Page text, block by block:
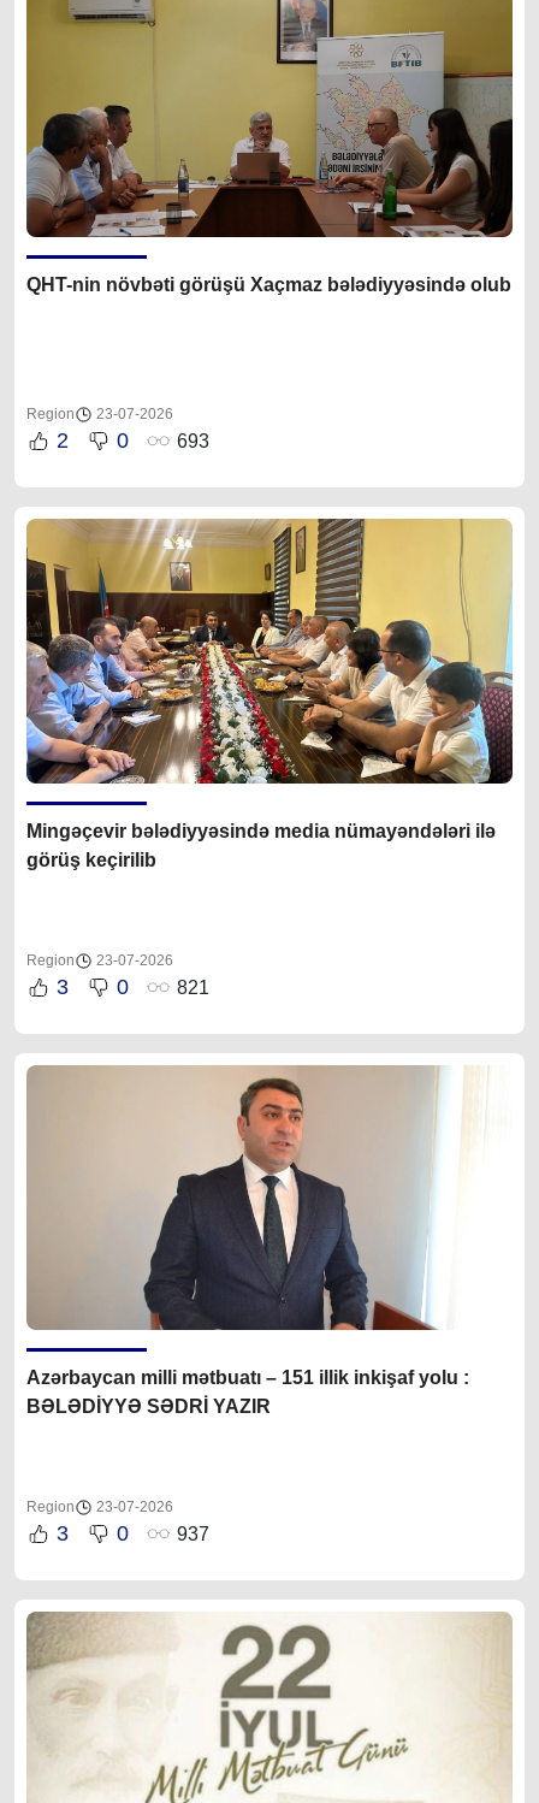
QHT-nin növbəti görüşü Xaçmaz bələdiyyəsində olub
Region 23-07-2026
2 0 693
Mingəçevir bələdiyyəsində media nümayəndələri ilə
görüş keçirilib
Region 23-07-2026
3 0 821
Azərbaycan milli mətbuatı – 151 illik inkişaf yolu :
BƏLƏDİYYƏ SƏDRİ YAZIR
Region 23-07-2026
3 0 937